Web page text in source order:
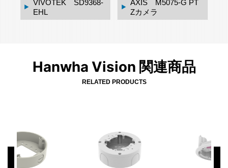
VIVOTEK SD9368-
EHL
AXIS M5075-G PT
Zカメラ
Hanwha Vision 関連商品
RELATED PRODUCTS